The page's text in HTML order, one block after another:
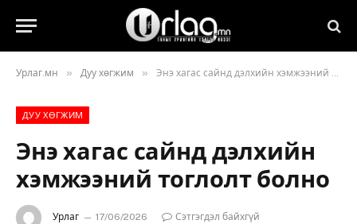
Урлаг.мн » Дуу хөгжим » Энэ хагас сайнд дэлхийн хэмжээний тоглолт болно
ДУУ ХӨГЖИМ
Энэ хагас сайнд дэлхийн
хэмжээний тоглолт болно
Урлаг 17/06/2026
Сэтгэгдэл байхгүй